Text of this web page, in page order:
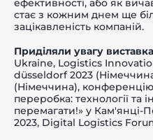
ефективності, або як
стає з кожним днем ще
зацікавленість компаній.
Приділяли увагу
Ukraine, Logistics
düsseldorf 2023
(Німеччина),
переробка: технології та
перемагати!» у Кам'янці-
2023, Digital Logistics